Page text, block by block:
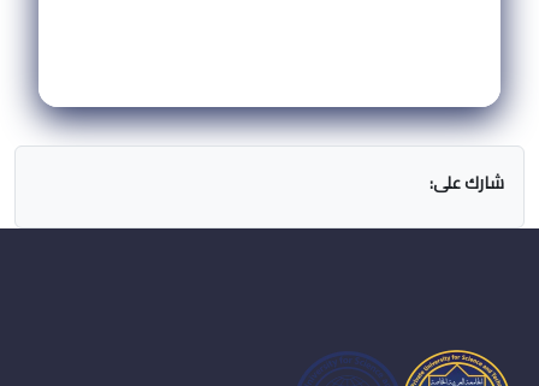
شارك على: